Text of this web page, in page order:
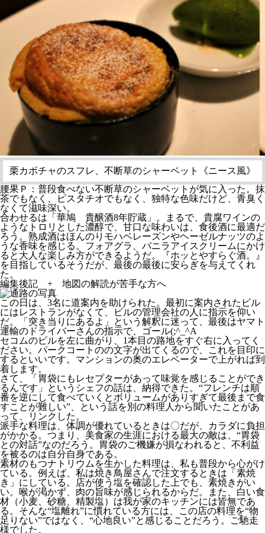
栗カボチャのスフレ、不断草のシャーベット《ニース風》
腰果Ｐ：普段食べない不断草のシャーベットが気に入った。抹
茶でもなく、ピスタチオでもなく、独特な色味だけど、青臭く
なくて滋味深い。
合わせるは「華鳩 貴醸酒8年貯蔵」。まるで、貴腐ワインの
ようなトロリとした濃醇で、甘口な味わいは、食後酒に最適だ
ろう。熟成酒はほんのりモハベレーズンやヘーゼルナッツのよ
うな香味を感じる。フォアグラ、バニラアイスクリームにかけ
ると大人な楽しみ方ができるようだ。『ホッとやすらぐ酒。』
を目指しているそうだが、最後の最後に安らぎを与えてくれ
た。
編集後記 + 地図の解読が苦手な方へ
この日は、3名に道案内を助けられた。最初に案内されたビル
にはレストランがなくて、ビルの管理会社の人に指示を仰い
だ。「突き当りにあるよ」という解釈に迷って、最後はヤマト
運輸のドライバーさんの指示で、ゴール(;^_^A
セコムのビルを左に曲がり、1本目の路地をすぐ右に入ってく
ださい。パークコートのの文字が出てくるので、これを目印に
するといいです。マンションの奥のエレベーターで上がれば到
着します。
さて、「胃袋にもレセプターがあって味覚を感じることができ
るんです」というシェフの話は、納得できた。“フレンチは順
番を逆にして食べていくとボリュームがありすぎて最後まで食
すことが難しい”、という話を別の料理人から聞いたことがあ
って、リンクした。
派手な料理は、体調が優れているときは〇だが、カラダに負担
がかかる。つまり、美食家の生涯における最大の敵は、“胃袋
との対話”なのだろう。胃袋のご機嫌が損なわれると、不利益
を被るのは自分自身である。
素材のもつナトリウムを生かした料理は、私も普段から心がけ
ている。例えば、私は焼き鳥屋さんで注文するときは「素焼
き」にしている。店が使う塩を確認した上でも、素焼きがい
い。喉が渇かず、肉の旨味が感じられるからだ。また、白い食
材（小麦、砂糖、精製塩）は我が家のキッチンには皆無であ
る。そんな“塩離れ”に慣れている方には、この店の料理を“物
足りない”ではなく、“心地良い”と感じることだろう。ご馳走
様でした。